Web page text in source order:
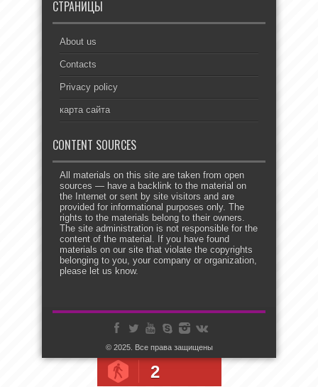
СТРАНИЦЫ
About us
Contacts
Privacy policy
карта сайта
CONTENT SOURCES
All materials on this site are taken from open
sources — have a backlink to the material on
the Internet or sent by site visitors and are
provided for informational purposes only. The
rights to the materials belong to their owners.
The site administration is not responsible for the
content of the material. If you have found
materials on our site that violate the copyrights
belonging to you, your company or organization,
please let us know.
© 2025. Все права защищены
2